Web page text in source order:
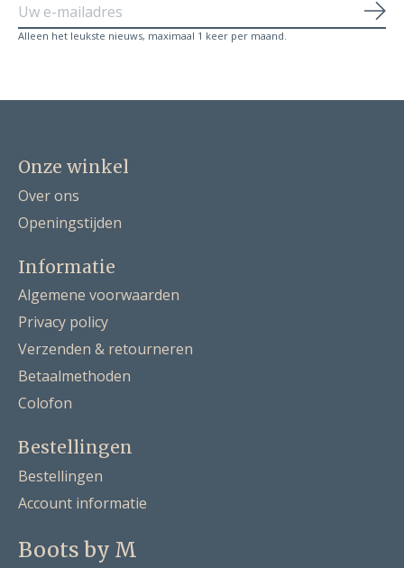
Alleen het leukste nieuws, maximaal 1 keer per maand.
Onze winkel
Over ons
Openingstijden
Informatie
Algemene voorwaarden
Privacy policy
Verzenden & retourneren
Betaalmethoden
Colofon
Bestellingen
Bestellingen
Account informatie
Boots by M